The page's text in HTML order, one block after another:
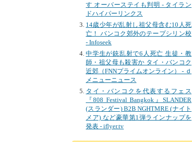
す オーバーステイも判明 - タイラン
ドハイパーリンクス
14歳少年が乱射し祖父母含む10人死
亡！ バンコク郊外のテープシリン校
- Infoseek
中学生が銃乱射で6人死亡 生徒・教
師・祖父母も殺害か タイ・バンコク
近郊（FNNプライムオンライン） - ｄ
メニューニュース
タイ・バンコクを代表するフェス
『808 Festival Bangkok』SLANDER
(スランダー) B2B NGHTMRE (ナイト
メア) など豪華第1弾ラインナップを
発表 - iflyer.tv